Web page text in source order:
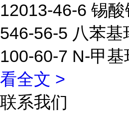
12013-46-6 锡酸
546-56-5 八苯基
100-60-7 N-甲基
看全文 >
联系我们